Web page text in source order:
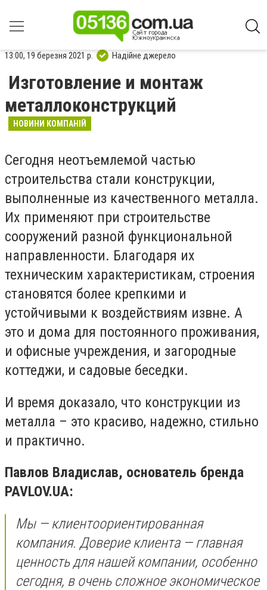
13:00, 19 березня 2021 р. Надійне джерело
Изготовление и монтаж
металлоконструкций
НОВИНИ КОМПАНІЙ
Сегодня неотъемлемой частью
строительства стали конструкции,
выполненные из качественного металла.
Их применяют при строительстве
сооружений разной функциональной
направленности. Благодаря их
техническим характеристикам, строения
становятся более крепкими и
устойчивыми к воздействиям извне. А
это и дома для постоянного проживания,
и офисные учреждения, и загородные
коттеджи, и садовые беседки.
И время доказало, что конструкции из
металла – это красиво, надежно, стильно
и практично.
Павлов Владислав, основатель бренда
PAVLOV.UA:
Мы — клиентоориентированная
компания. Доверие клиента — главная
ценность для нашей компании, особенно
сегодня, в очень сложное экономическое